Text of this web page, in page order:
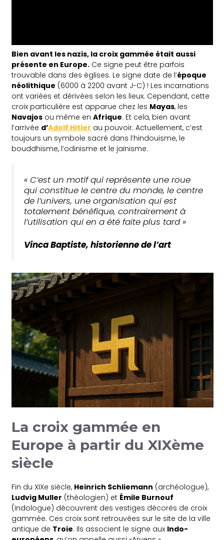
Bien avant les nazis, la croix gammée était aussi
présente en Europe. Ce signe peut être parfois
trouvable dans des églises. Le signe date de l’époque
néolithique (6000 à 2200 avant J-C) ! Les incarnations
ont variées et dérivées selon les lieux. Cependant, cette
croix particulière est apparue chez les Mayas, les
Navajos ou même enAfrique. Et cela, bien avant
l’arrivée d’Adolf Hitler au pouvoir. Actuellement, c’est
toujours un symbole sacré dans l’hindouisme, le
bouddhisme, l’odinisme et le jaïnisme.
« C’est un motif qui représente une roue
qui constitue le centre du monde, le centre
de l’univers, une organisation qui est
totalement bénéfique, contrairement à
l’utilisation qui en a été faite plus tard»
Vinca Baptiste, historienne de l’art
La croix gammée en
Europe à partir du XIXème
siècle
Fin du XIXe siècle, Heinrich Schliemann (archéologue),
Ludvig Muller (théologien) et Émile Burnouf
(indologue) découvrent des vestiges décorés de croix
gammée. Ces croix sont retrouvées sur le site de la ville
antique de Troie. Ils associent le signe aux Indo-